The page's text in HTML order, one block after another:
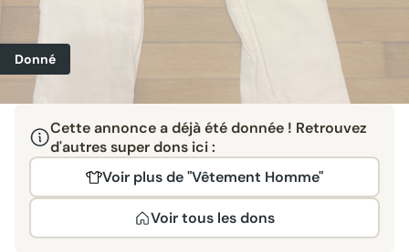
Donné
Cette annonce a déjà été donnée ! Retrouvez
d'autres super dons ici :
Voir plus de "Vêtement Homme"
Voir tous les dons